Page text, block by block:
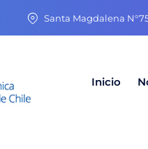
Santa Magdalena
Inicio